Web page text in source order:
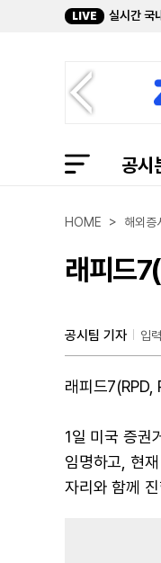
LIVE 실시간 국
공시
HOME > 해외증
래피드
공시팀 기자 입
래피드
1일 미국 증권
임명하고, 현
자리와 함께